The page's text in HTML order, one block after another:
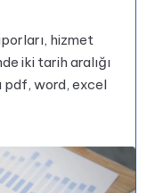
hizmet
iki tarih aralığı
pdf, word, excel